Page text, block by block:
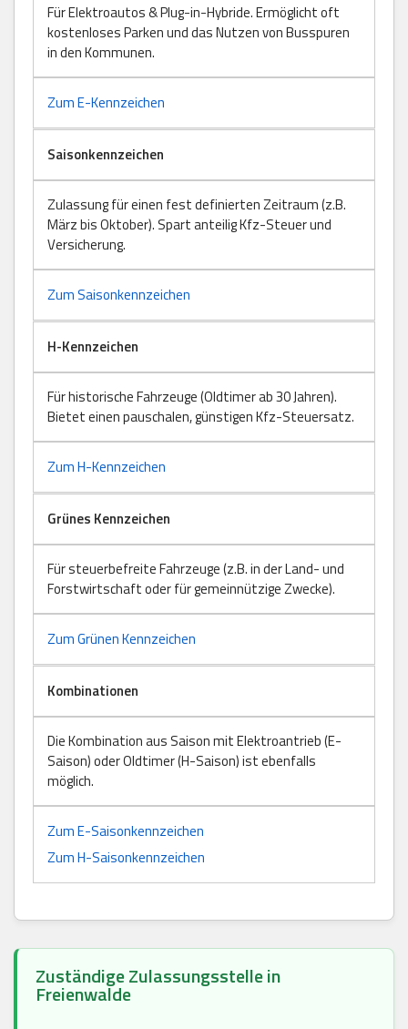
Für Elektroautos & Plug-in-Hybride. Ermöglicht oft
kostenloses Parken und das Nutzen von Busspuren
in den Kommunen.
Zum E-Kennzeichen
Saisonkennzeichen
Zulassung für einen fest definierten Zeitraum (z.B.
März bis Oktober). Spart anteilig Kfz-Steuer und
Versicherung.
Zum Saisonkennzeichen
H-Kennzeichen
Für historische Fahrzeuge (Oldtimer ab 30 Jahren).
Bietet einen pauschalen, günstigen Kfz-Steuersatz.
Zum H-Kennzeichen
Grünes Kennzeichen
Für steuerbefreite Fahrzeuge (z.B. in der Land- und
Forstwirtschaft oder für gemeinnützige Zwecke).
Zum Grünen Kennzeichen
Kombinationen
Die Kombination aus Saison mit Elektroantrieb (E-
Saison) oder Oldtimer (H-Saison) ist ebenfalls
möglich.
Zum E-Saisonkennzeichen
Zum H-Saisonkennzeichen
Zuständige Zulassungsstelle in
Freienwalde